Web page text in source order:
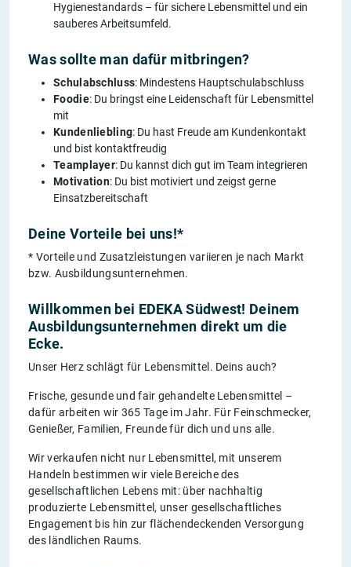
Hygienestandards – für sichere Lebensmittel und ein
sauberes Arbeitsumfeld.
Was sollte man dafür mitbringen?
Schulabschluss: Mindestens Hauptschulabschluss
Foodie: Du bringst eine Leidenschaft für Lebensmittel
mit
Kundenliebling: Du hast Freude am Kundenkontakt
und bist kontaktfreudig
Teamplayer: Du kannst dich gut im Team integrieren
Motivation: Du bist motiviert und zeigst gerne
Einsatzbereitschaft
Deine Vorteile bei uns!*
* Vorteile und Zusatzleistungen variieren je nach Markt
bzw. Ausbildungsunternehmen.
Willkommen bei EDEKA Südwest! Deinem
Ausbildungsunternehmen direkt um die
Ecke.
Unser Herz schlägt für Lebensmittel. Deins auch?
Frische, gesunde und fair gehandelte Lebensmittel –
dafür arbeiten wir 365 Tage im Jahr. Für Feinschmecker,
Genießer, Familien, Freunde für dich und uns alle.
Wir verkaufen nicht nur Lebensmittel, mit unserem
Handeln bestimmen wir viele Bereiche des
gesellschaftlichen Lebens mit: über nachhaltig
produzierte Lebensmittel, unser gesellschaftliches
Engagement bis hin zur flächendeckenden Versorgung
des ländlichen Raums.